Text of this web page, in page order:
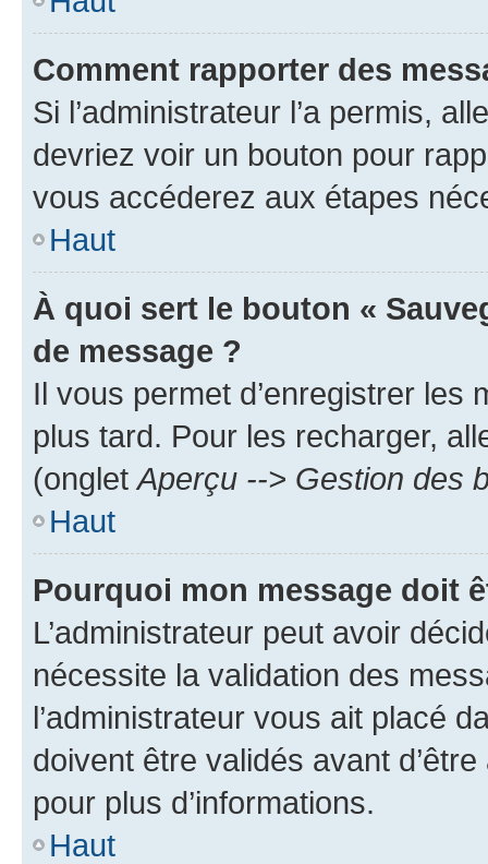
Comment rapporter des
Si l’administrateur l’a permis,
devriez voir un bouton pour
vous accéderez aux étapes
Haut
À quoi sert le bouton «
de message ?
Il vous permet d’enregistrer
plus tard. Pour les recharger,
(ongletAperçu --> Gestion des
Haut
Pourquoi mon message doit
L’administrateur peut avoir
nécessite la validation des
l’administrateur vous ait placé
doivent être validés avant
pour plus d’informations.
Haut